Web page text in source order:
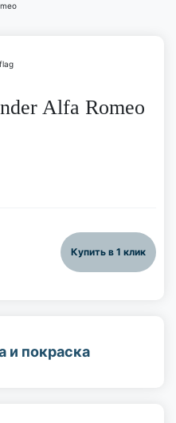
Alfa Romeo
Купить в 1 клик
и покраска